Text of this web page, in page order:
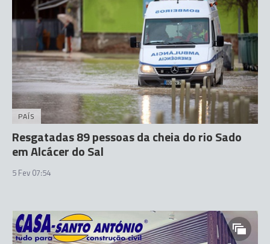
PAÍS
Resgatadas 89 pessoas da cheia do rio Sado
em Alcácer do Sal
5 Fev 07:54